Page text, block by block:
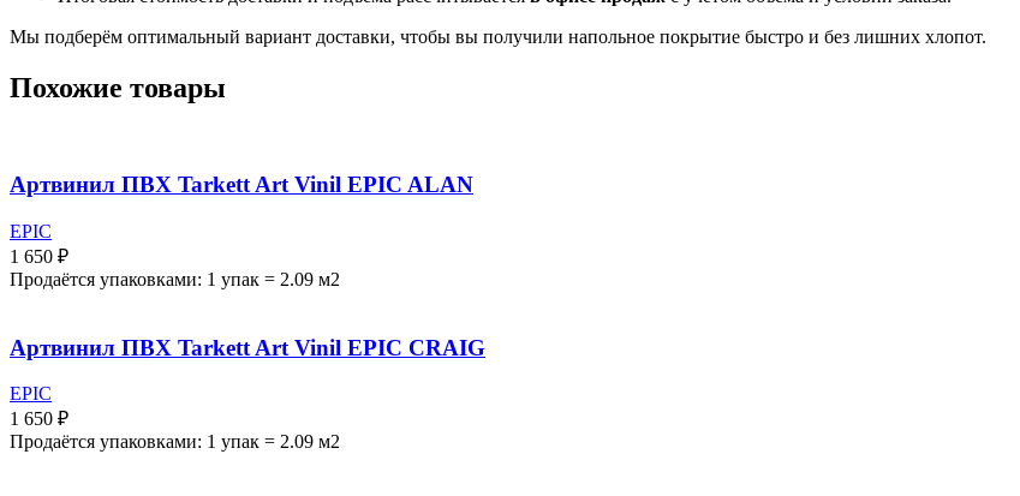
Мы подберём оптимальный вариант доставки, чтобы вы получили напольное покрытие быстро и без лишних хлопот.
Похожие товары
Артвинил ПВХ Tarkett Art Vinil EPIC ALAN
EPIC
1 650 ₽
Продаётся упаковками: 1 упак = 2.09 м2
Артвинил ПВХ Tarkett Art Vinil EPIC CRAIG
EPIC
1 650 ₽
Продаётся упаковками: 1 упак = 2.09 м2